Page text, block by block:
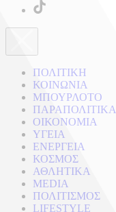
ΠΟΛΙΤΙΚΗ
ΚΟΙΝΩΝΙΑ
ΜΠΟΥΡΛΟΤΟ
ΠΑΡΑΠΟΛΙΤΙΚΑ
ΟΙΚΟΝΟΜΙΑ
ΥΓΕΙΑ
ΕΝΕΡΓΕΙΑ
ΚΟΣΜΟΣ
ΑΘΛΗΤΙΚΑ
MEDIA
ΠΟΛΙΤΙΣΜΟΣ
LIFESTYLE